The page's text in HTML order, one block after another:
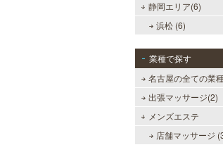
静岡エリア(6)
浜松 (6)
業種で探す
名古屋の全ての業
出張マッサージ(2)
メンズエステ
店舗マッサージ